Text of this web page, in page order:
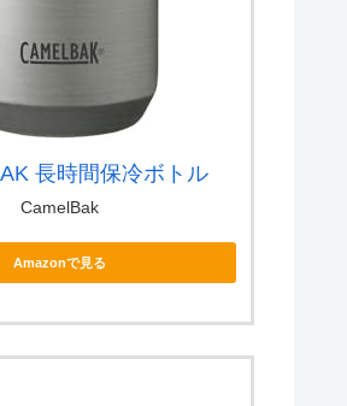
長時間保冷ボトル
CamelBak
Amazonで見る